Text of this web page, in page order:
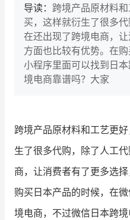
AllValue
增长产品指南
智库
行业洞察
品牌消费观
培训课程
导读： 跨境产品原材料
买，这样就衍生了很多
在还出现了跨境电商，
方面也比较有优势。在
小程序里面可以找到日
境电商靠谱吗？大家
跨境产品原材料和工艺更
生了很多代购，除了人工
商，让消费者有了更多选
购买日本产品的时候，在
境电商，不过微信日本跨